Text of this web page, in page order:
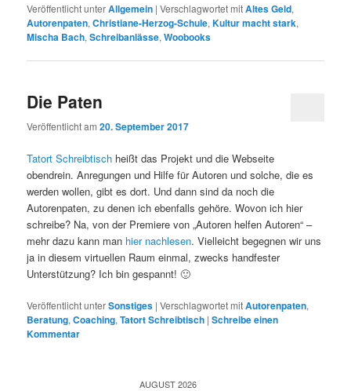
Veröffentlicht unterAllgemein |Verschlagwortet mitAltes Geld,
Autorenpaten,Christiane-Herzog-Schule,Kultur macht stark,
Mischa Bach,Schreibanlässe,Woobooks
Die Paten
Veröffentlicht am20. September 2017
Tatort Schreibtisch heißt das Projekt und die Webseite
obendrein. Anregungen und Hilfe für Autoren und solche, die es
werden wollen, gibt es dort. Und dann sind da noch die
Autorenpaten, zu denen ich ebenfalls gehöre. Wovon ich hier
schreibe? Na, von der Premiere von „Autoren helfen Autoren“ –
mehr dazu kann man hier nachlesen. Vielleicht begegnen wir uns
ja in diesem virtuellen Raum einmal, zwecks handfester
Unterstützung? Ich bin gespannt! 🙂
Veröffentlicht unterSonstiges |Verschlagwortet mitAutorenpaten,
Beratung,Coaching,Tatort Schreibtisch |Schreibe einen
Kommentar
AUGUST 2026